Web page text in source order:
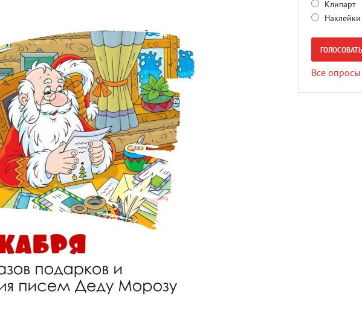
Клипарт
Наклейки
ГОЛОСОВАТЬ
Все опросы